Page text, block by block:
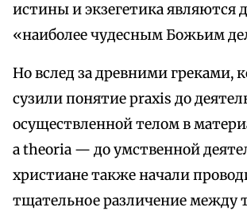
истины и экзегетика являются
«наиболее чудесным Божьим
Но вслед за древними греками,
сузили понятие praxis до
осуществленной телом в
а theoria — до умственной
христиане также начали
тщательное различение между